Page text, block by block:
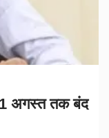
अगस्त तक बंद